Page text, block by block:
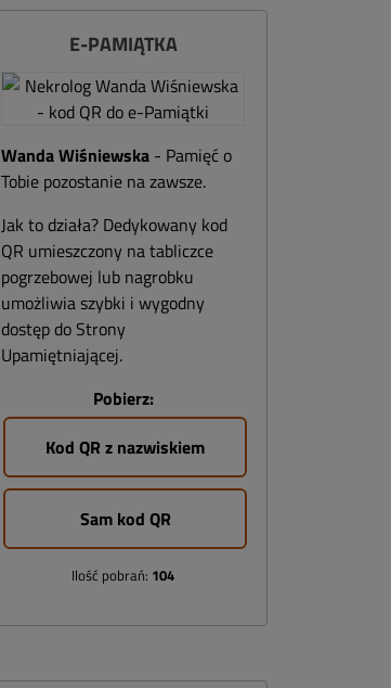
E-PAMIĄTKA
Wanda Wiśniewska - Pamięć o
Tobie pozostanie na zawsze.
Jak to działa? Dedykowany kod
QR umieszczony na tabliczce
pogrzebowej lub nagrobku
umożliwia szybki i wygodny
dostęp do Strony
Upamiętniającej.
Pobierz:
Kod QR z nazwiskiem
Sam kod QR
Ilość pobrań: 104